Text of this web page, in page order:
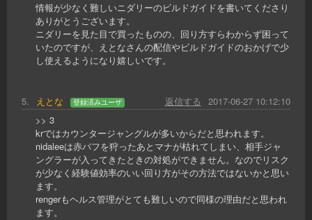
情報が少なく難しいニダリーのビルドガイドを書いてくださり
ありがとうございます。
ニダリーを見た目で買ったものの、回り方すらわからず困って
いたのですが、えとなさんの配信やビルドガイドのおかげで少
し使えるようになり嬉しいです。
5. えとな 登録済みユーザ 2017-06-27 10:12:10
返信する
>> 3
krではカウンタージャングルが多いからだと思われます。
nidaleeは赤バフを狩ったあとマナが枯れてしまい、相手ジャ
ングラーが入ってきたときの対処ができません。なのでリスク
が少なく経験値効率のいい回り方がその方法ではないかと思い
ます。
rengerもヘルス管理がとても難しいので同様の理由だと思われ
ます。